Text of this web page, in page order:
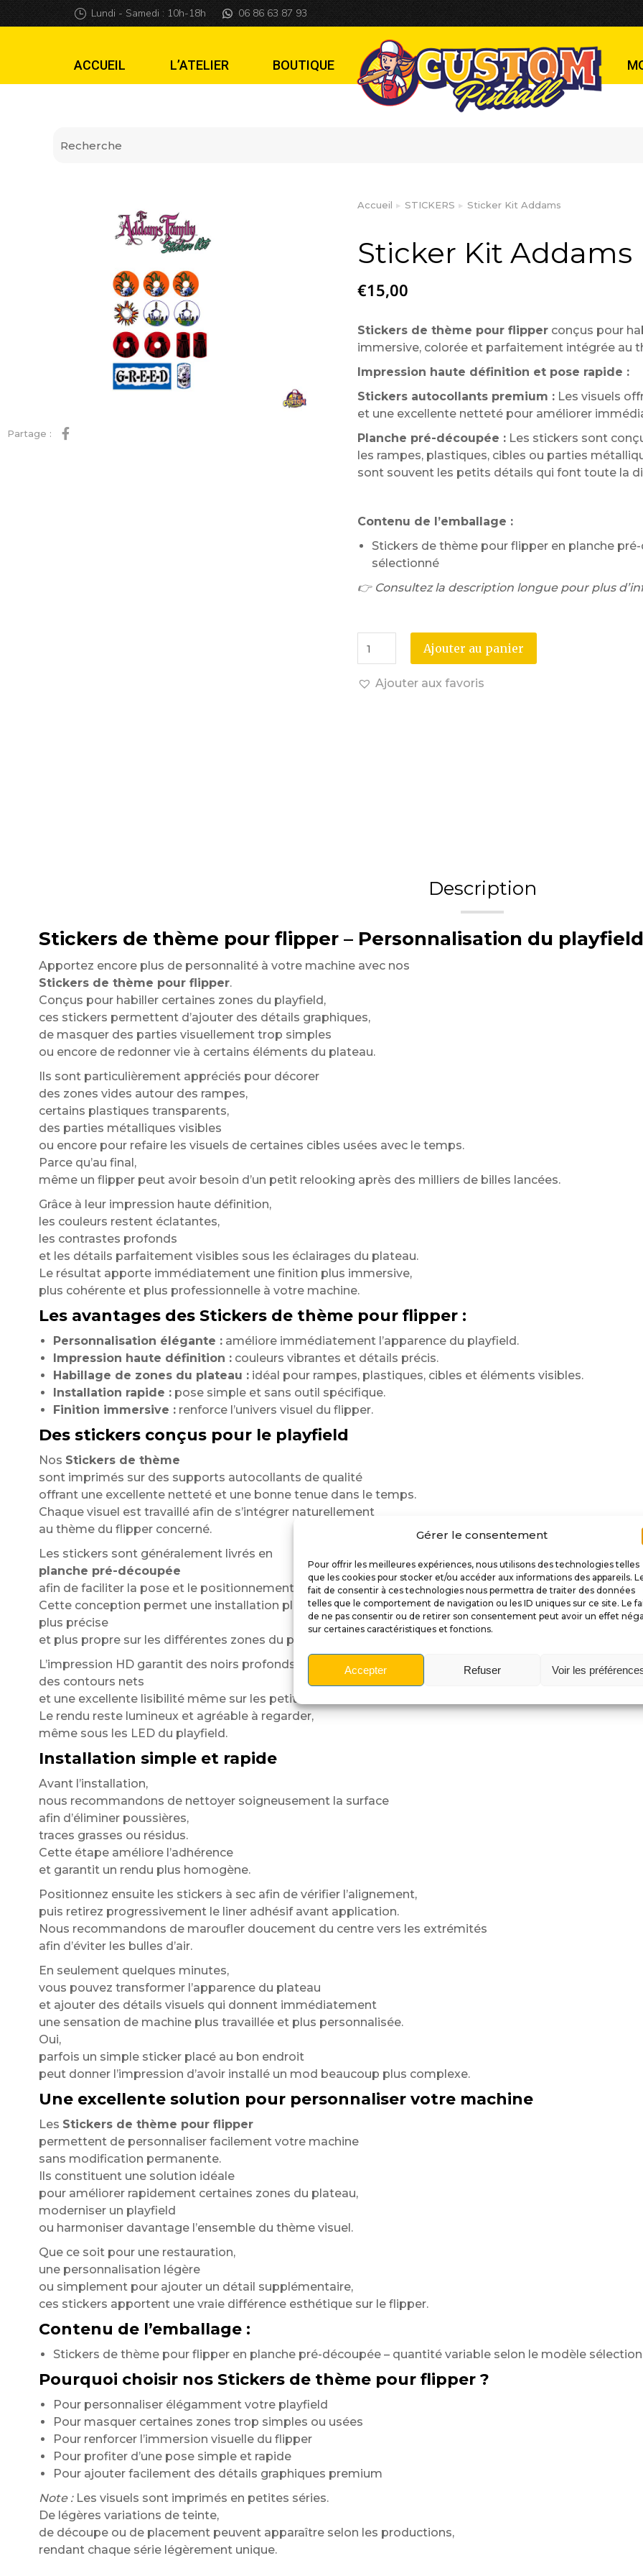
Gérer le consentement
Pour offrir les meilleures expériences, nous utilisons des technologies telles
que les cookies pour stocker et/ou accéder aux informations des appareils.
fait de consentir à ces technologies nous permettra de traiter des données
telles que le comportement de navigation ou les ID uniques sur ce site. Le
de ne pas consentir ou de retirer son consentement peut avoir un effet
sur certaines caractéristiques et fonctions.
Accepter Refuser Voir les
Sticker Kit Addams
Lundi - Samedi : 10h-18h 06 86 63 87 93
ACCUEIL L’ATELIER BOUTIQUE
Partage :
Vous êtes ici :
Accueil STICKERS Sticker Kit Addams
Sticker Kit Addams
€15,00
Stickers de thème pour flipperconçus pour
immersive, colorée et parfaitement intégrée au
Impression haute définition et pose rapide :
Stickers autocollants premium :Les visuels
et une excellente netteté pour améliorer
Planche pré-découpée :Les stickers sont
les rampes, plastiques, cibles ou parties
sont souvent les petits détails qui font toute la
Contenu de l’emballage :
Stickers de thème pour flipper en planche
sélectionné
👉 Consultez la description longue pour plus
Ajouter au panier
Ajouter aux favoris
Description
Stickers de thème pour flipper – Personnalisation du
Apportez encore plus de personnalité à votre machine avec nos
Stickers de thème pour flipper.
Conçus pour habiller certaines zones du playfield,
ces stickers permettent d’ajouter des détails graphiques,
de masquer des parties visuellement trop simples
ou encore de redonner vie à certains éléments du plateau.
Ils sont particulièrement appréciés pour décorer
des zones vides autour des rampes,
certains plastiques transparents,
des parties métalliques visibles
ou encore pour refaire les visuels de certaines cibles usées avec le temps.
Parce qu’au final,
même un flipper peut avoir besoin d’un petit relooking après des milliers de billes lancées.
Grâce à leur impression haute définition,
les couleurs restent éclatantes,
les contrastes profonds
et les détails parfaitement visibles sous les éclairages du plateau.
Le résultat apporte immédiatement une finition plus immersive,
plus cohérente et plus professionnelle à votre machine.
Les avantages des Stickers de thème pour flipper :
Personnalisation élégante :améliore immédiatement l’apparence du playfield.
Impression haute définition :couleurs vibrantes et détails précis.
Habillage de zones du plateau :idéal pour rampes, plastiques, cibles et éléments visibles.
Installation rapide :pose simple et sans outil spécifique.
Finition immersive :renforce l’univers visuel du flipper.
Des stickers conçus pour le playfield
Nos Stickers de thème
sont imprimés sur des supports autocollants de qualité
offrant une excellente netteté et une bonne tenue dans le temps.
Chaque visuel est travaillé afin de s’intégrer naturellement
au thème du flipper concerné.
Les stickers sont généralement livrés en
planche pré-découpée
afin de faciliter la pose et le positionnement.
Cette conception permet une installation plus rapide,
plus précise
et plus propre sur les différentes zones du plateau.
L’impression HD garantit des noirs profonds,
des contours nets
et une excellente lisibilité même sur les petits détails.
Le rendu reste lumineux et agréable à regarder,
même sous les LED du playfield.
Installation simple et rapide
Avant l’installation,
nous recommandons de nettoyer soigneusement la surface
afin d’éliminer poussières,
traces grasses ou résidus.
Cette étape améliore l’adhérence
et garantit un rendu plus homogène.
Positionnez ensuite les stickers à sec afin de vérifier l’alignement,
puis retirez progressivement le liner adhésif avant application.
Nous recommandons de maroufler doucement du centre vers les extrémités
afin d’éviter les bulles d’air.
En seulement quelques minutes,
vous pouvez transformer l’apparence du plateau
et ajouter des détails visuels qui donnent immédiatement
une sensation de machine plus travaillée et plus personnalisée.
Oui,
parfois un simple sticker placé au bon endroit
peut donner l’impression d’avoir installé un mod beaucoup plus complexe.
Une excellente solution pour personnaliser votre machine
Les Stickers de thème pour flipper
permettent de personnaliser facilement votre machine
sans modification permanente.
Ils constituent une solution idéale
pour améliorer rapidement certaines zones du plateau,
moderniser un playfield
ou harmoniser davantage l’ensemble du thème visuel.
Que ce soit pour une restauration,
une personnalisation légère
ou simplement pour ajouter un détail supplémentaire,
ces stickers apportent une vraie différence esthétique sur le flipper.
Contenu de l’emballage :
Stickers de thème pour flipper en planche pré-découpée – quantité variable selon le modèle
Pourquoi choisir nos Stickers de thème pour flipper ?
Pour personnaliser élégamment votre playfield
Pour masquer certaines zones trop simples ou usées
Pour renforcer l’immersion visuelle du flipper
Pour profiter d’une pose simple et rapide
Pour ajouter facilement des détails graphiques premium
Note :Les visuels sont imprimés en petites séries.
De légères variations de teinte,
de découpe ou de placement peuvent apparaître selon les productions,
rendant chaque série légèrement unique.